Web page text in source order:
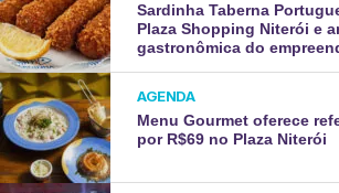
Sardinha Taberna
Plaza Shopping Niterói e
gastronômica do
AGENDA
Menu Gourmet oferece
por R$69 no Plaza Niterói